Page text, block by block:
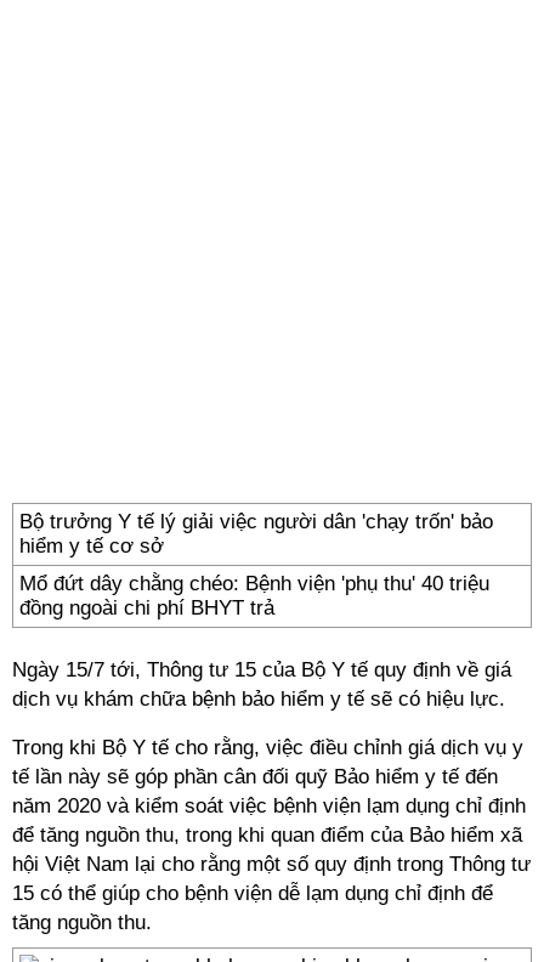
Bộ trưởng Y tế lý giải việc người dân 'chạy trốn' bảo
hiểm y tế cơ sở
Mổ đứt dây chằng chéo: Bệnh viện 'phụ thu' 40 triệu
đồng ngoài chi phí BHYT trả
Ngày 15/7 tới, Thông tư 15 của Bộ Y tế quy định về giá
dịch vụ khám chữa bệnh bảo hiểm y tế sẽ có hiệu lực.
Trong khi Bộ Y tế cho rằng, việc điều chỉnh giá dịch vụ y
tế lần này sẽ góp phần cân đối quỹ Bảo hiểm y tế đến
năm 2020 và kiểm soát việc bệnh viện lạm dụng chỉ định
để tăng nguồn thu, trong khi quan điểm của Bảo hiểm xã
hội Việt Nam lại cho rằng một số quy định trong Thông tư
15 có thể giúp cho bệnh viện dễ lạm dụng chỉ định để
tăng nguồn thu.